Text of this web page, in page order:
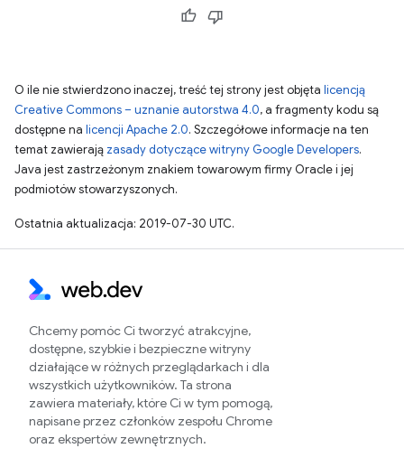
O ile nie stwierdzono inaczej, treść tej strony jest objęta licencją
Creative Commons – uznanie autorstwa 4.0, a fragmenty kodu są
dostępne na licencji Apache 2.0. Szczegółowe informacje na ten
temat zawierają zasady dotyczące witryny Google Developers.
Java jest zastrzeżonym znakiem towarowym firmy Oracle i jej
podmiotów stowarzyszonych.
Ostatnia aktualizacja: 2019-07-30 UTC.
Chcemy pomóc Ci tworzyć atrakcyjne,
dostępne, szybkie i bezpieczne witryny
działające w różnych przeglądarkach i dla
wszystkich użytkowników. Ta strona
zawiera materiały, które Ci w tym pomogą,
napisane przez członków zespołu Chrome
oraz ekspertów zewnętrznych.